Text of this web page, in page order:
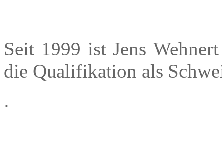
Seit 1999 ist Jens
die Qualifikation als
.